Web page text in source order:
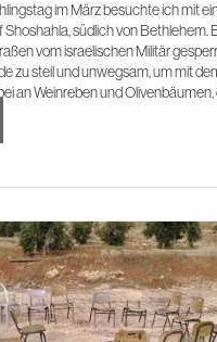
im März besuchte ich mit
südlich von Bethlehem.
vom israelischen Militär
zu steil und unwegsam, um mit
an Weinreben und Olivenbäumen,